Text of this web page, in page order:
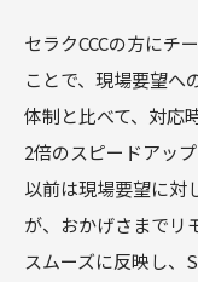
セラクCCCの方にチ
ことで、現場要望へ
体制と比べて、対応
2倍のスピードアッ
以前は現場要望に対
が、おかげさまでリ
スムーズに反映し、